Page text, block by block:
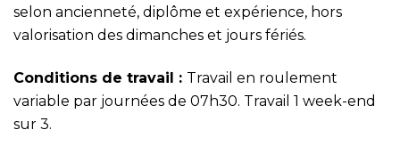
selon ancienneté, diplôme et expérience, hors
valorisation des dimanches et jours fériés.
Conditions de travail : Travail en roulement
variable par journées de 07h30. Travail 1 week-end
sur 3.